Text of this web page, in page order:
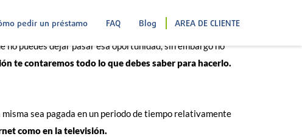
pedir un préstamo FAQ Blog AREA DE CLIENTE
puedes dejar pasar esa oportunidad, sin embargo no
te contaremos todo lo que debes saber para hacerlo.
sea pagada en un periodo de tiempo relativamente
como en la televisión.